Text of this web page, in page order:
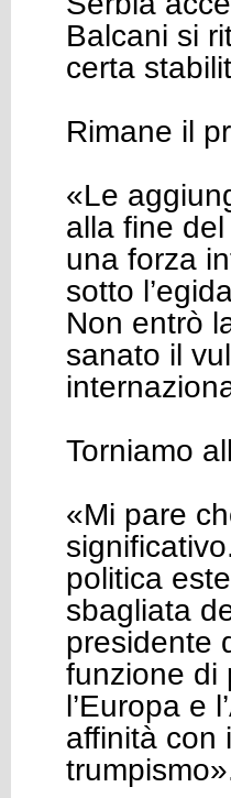
Balcani si
certa
Rimane il
«Le
alla fine
una forza
sotto
Non entrò
sanato il
Torniamo
«Mi pare
politica
sbagliata
presidente
funzione di
l’Europa e
affinità con